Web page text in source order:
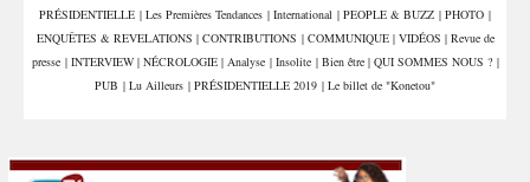
PRÉSIDENTIELLE | Les Premières Tendances | International | PEOPLE & BUZZ | PHOTO |
ENQUÊTES & REVELATIONS | CONTRIBUTIONS | COMMUNIQUE | VIDÉOS | Revue de
presse | INTERVIEW | NÉCROLOGIE | Analyse | Insolite | Bien être | QUI SOMMES NOUS ? |
PUB | Lu Ailleurs | PRÉSIDENTIELLE 2019 | Le billet de "Konetou"